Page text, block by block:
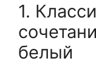
1.
белый